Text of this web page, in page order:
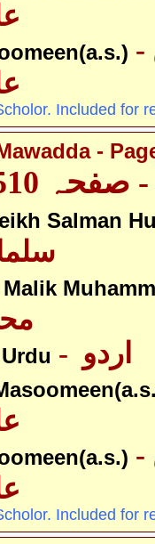
- معصومین
Included for
-
510 سے 809
Salman
Malik
Urdu
- معصومین
Included for